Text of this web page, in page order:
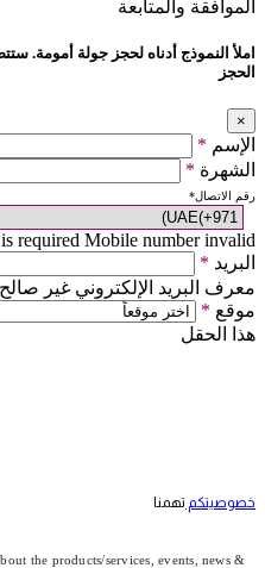
الموافقة والمتابعة
املأ النموذج أدناه لحجز جولة أمومة.
الحجز
×
الإسم *
الشهرة *
رقم الاتصال*
required Mobile number invalid
البريد *
معرف البريد الإلكتروني غير صالح
موقع *
هذا الحقل
خصوصيتكم تهمنا
the products/services, events, news &